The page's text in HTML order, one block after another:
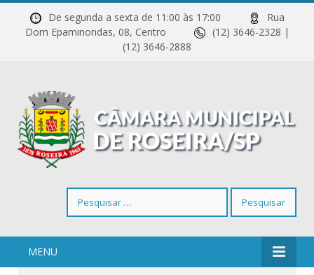
De segunda a sexta de 11:00 às 17:00
Rua
Dom Epaminondas, 08, Centro
(12) 3646-2328 |
(12) 3646-2888
por:
MENU